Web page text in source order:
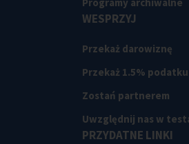
WESPRZYJ
Przekaż darowiznę
Przekaż 1.5% podatku
Zostań partnerem
Uwzględnij nas w
PRZYDATNE LINKI